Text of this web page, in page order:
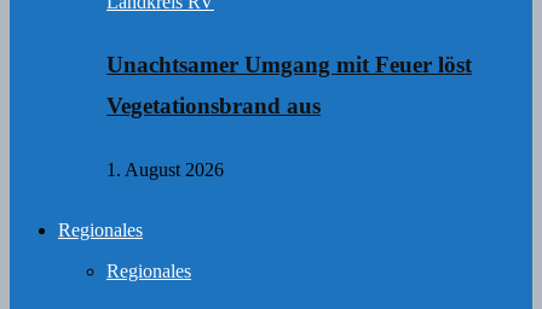
Unachtsamer Umgang mit Feuer löst
Vegetationsbrand aus
1. August 2026
Regionales
Regionales